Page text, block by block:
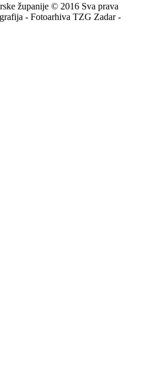
županije © 2016 Sva prava
- Fotoarhiva TZG Zadar -